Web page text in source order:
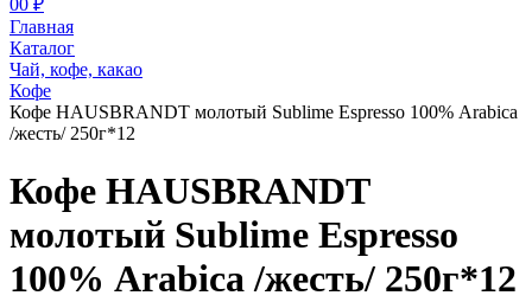
00 ₽
Главная
Каталог
Чай, кофе, какао
Кофе
Кофе HAUSBRANDT молотый Sublime Espresso 100% Аrabica
/жесть/ 250г*12
Кофе HAUSBRANDT
молотый Sublime Espresso
100% Аrabica /жесть/ 250г*12